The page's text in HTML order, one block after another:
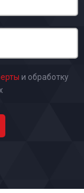
и обработку